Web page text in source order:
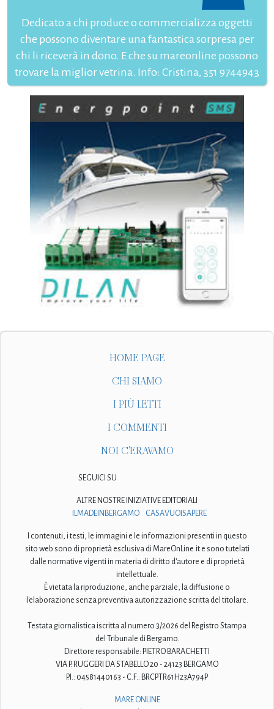
Dedicato a chi produce o commercializza oggetti
che possono diventare una fantastica sorpresa per
chi li riceverà in dono. E che su mareonline possono
trovare la miglior vetrina. Info: Cristina, 351 9744943
HOME PAGE
CHI SIAMO
I PIÙ LETTI
I COMMENTI
NOI C'ERAVAMO
SEGUICI SU
ALTRE NOSTRE INIZIATIVE EDITORIALI
ILMADEINBERGAMO
CASAVUOISAPERE
I contenuti, i testi, le immagini e le informazioni presenti in questo
sito web sono di proprietà esclusiva di MareOnLine.it e sono tutelati
dalle normative vigenti in materia di diritto d'autore e di proprietà
intellettuale.
È vietata la riproduzione, anche parziale, la diffusione o
l'elaborazione senza preventiva autorizzazione scritta del titolare.
Testata giornalistica iscritta al numero 3/2026 del Registro Stampa
del Tribunale di Bergamo.
Direttore responsabile: PIETRO BARACHETTI
VIA P. RUGGERI DA STABELLO 20 - 24123 BERGAMO
P.I.: 04581440163 - C.F.: BRCPTR61H23A794P
MARE ONLINE